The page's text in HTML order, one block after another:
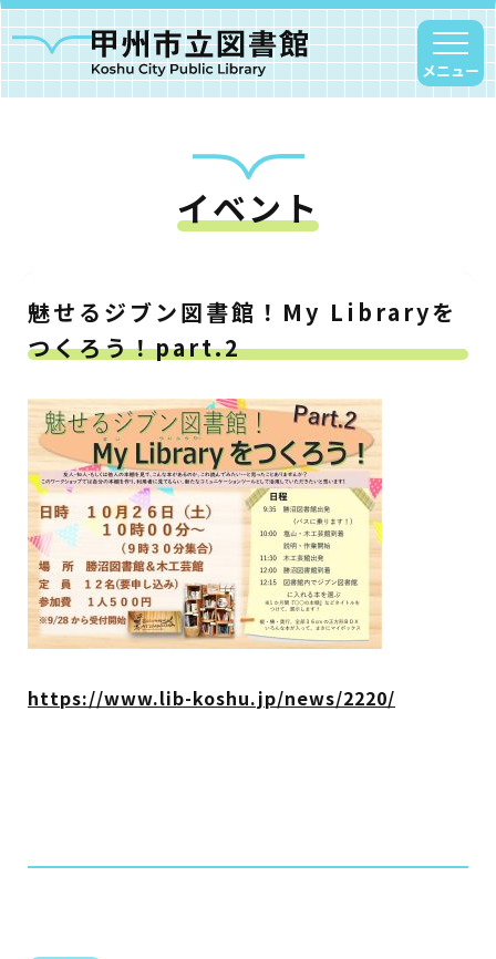
メニュー
イベント
魅せるジブン図書館！My Libraryを
つくろう！part.2
https://www.lib-koshu.jp/news/2220/
甲州市図書館について
塩山図書館
大和図書館
甘草屋敷子ども図書館
読書アニマシオン
お知らせ
イベント
図書館地図PDF
よくあるご質問
マンガ「雨宮敬二郎」
利用案内